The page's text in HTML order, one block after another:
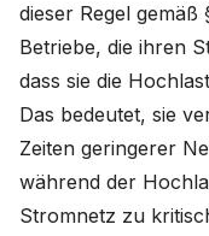
dieser Regel
Betriebe, die ihren
dass sie die
Das bedeutet, sie
Zeiten geringerer
während der
Stromnetz zu